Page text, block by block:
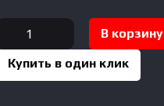
В корзину
Купить в один клик